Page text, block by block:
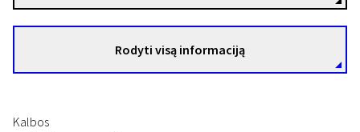
Rodyti visą informaciją
Kalbos